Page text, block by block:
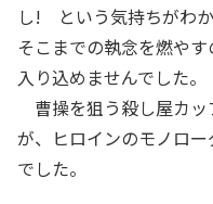
し! という気持ちがわ
そこまでの執念を燃や
入り込めませんでした。
曹操を狙う殺し屋カ
が、ヒロインのモノロ
でした。